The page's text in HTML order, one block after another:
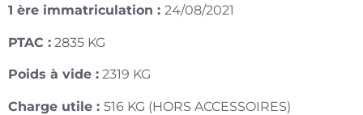
1 ère immatriculation : 24/08/2021
PTAC : 2835 KG
Poids à vide : 2319 KG
Charge utile : 516 KG (HORS ACCESSOIRES)